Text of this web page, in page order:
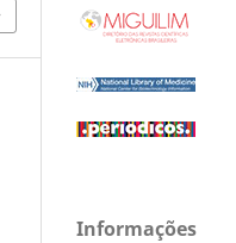
Informações